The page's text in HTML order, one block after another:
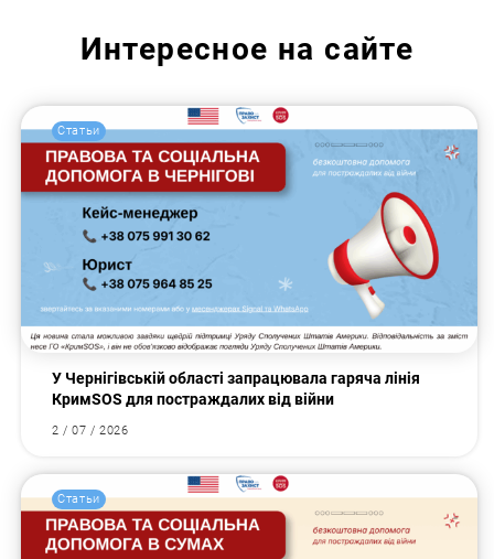
Интересное на сайте
Статьи
У Чернігівській області запрацювала гаряча лінія
КримSOS для постраждалих від війни
2 / 07 / 2026
Статьи